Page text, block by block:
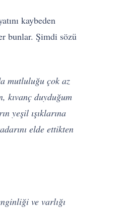
kaybeden
bunlar. Şimdi sözü
mutluluğu çok az
kıvanç duyduğum
yeşil ışıklarına
elde ettikten
ve varlığı